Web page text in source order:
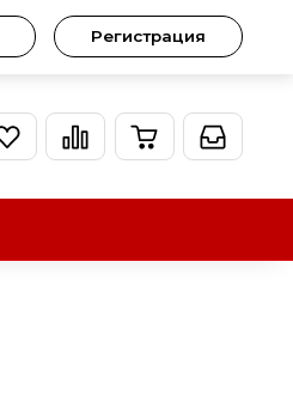
Регистрация